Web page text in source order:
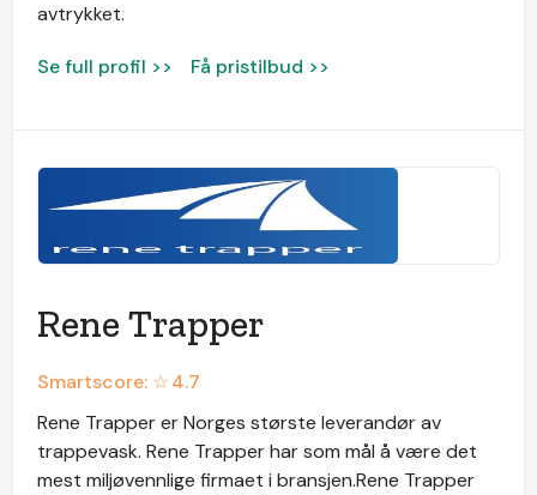
avtrykket.
Se full profil >> Få pristilbud >>
Rene Trapper
Smartscore: ☆4.7
Rene Trapper er Norges største leverandør av
trappevask. Rene Trapper har som mål å være det
mest miljøvennlige firmaet i bransjen.Rene Trapper